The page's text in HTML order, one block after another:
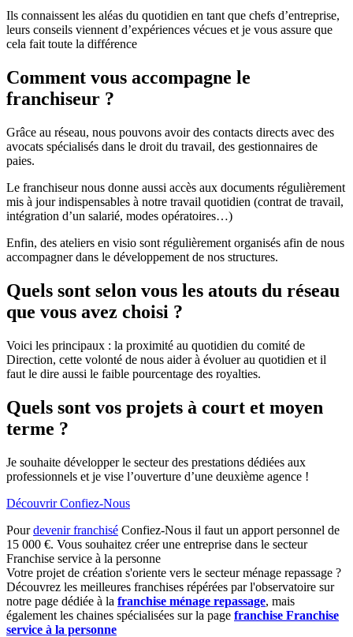
Ils connaissent les aléas du quotidien en tant que chefs d’entreprise,
leurs conseils viennent d’expériences vécues et je vous assure que
cela fait toute la différence
Comment vous accompagne le
franchiseur ?
Grâce au réseau, nous pouvons avoir des contacts directs avec des
avocats spécialisés dans le droit du travail, des gestionnaires de
paies.
Le franchiseur nous donne aussi accès aux documents régulièrement
mis à jour indispensables à notre travail quotidien (contrat de travail,
intégration d’un salarié, modes opératoires…)
Enfin, des ateliers en visio sont régulièrement organisés afin de nous
accompagner dans le développement de nos structures.
Quels sont selon vous les atouts du réseau
que vous avez choisi ?
Voici les principaux : la proximité au quotidien du comité de
Direction, cette volonté de nous aider à évoluer au quotidien et il
faut le dire aussi le faible pourcentage des royalties.
Quels sont vos projets à court et moyen
terme ?
Je souhaite développer le secteur des prestations dédiées aux
professionnels et je vise l’ouverture d’une deuxième agence !
Découvrir Confiez-Nous
Pourdevenir franchisé Confiez-Nous il faut un apport personnel de
15 000 €. Vous souhaitez créer une entreprise dans le secteur
Franchise service à la personne
Votre projet de création s'oriente vers le secteur ménage repassage ?
Découvrez les meilleures franchises répérées par l'observatoire sur
notre page dédiée à la franchise ménage repassage, mais
également les chaines spécialisées sur la page franchise Franchise
service à la personne